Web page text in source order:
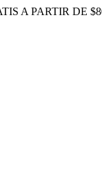
A PARTIR DE